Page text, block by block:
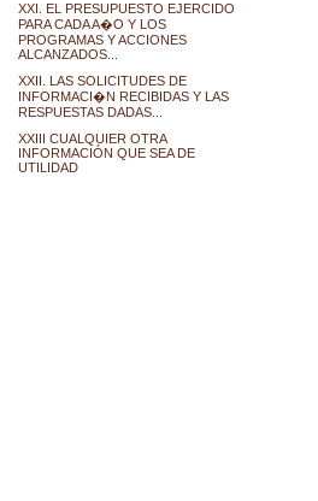
XXI. EL PRESUPUESTO EJERCIDO
PARA CADA A�O Y LOS
PROGRAMAS Y ACCIONES
ALCANZADOS...
XXII. LAS SOLICITUDES DE
INFORMACI�N RECIBIDAS Y LAS
RESPUESTAS DADAS...
XXIII CUALQUIER OTRA
INFORMACIÓN QUE SEA DE
UTILIDAD